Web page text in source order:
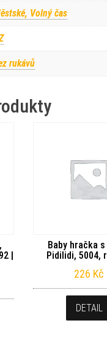
Volný čas
rukávů
|
Baby hračka
Pidilidi, 5004,
226 Kč
DETAIL